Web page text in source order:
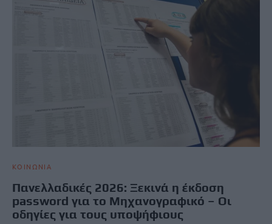
ΚΟΙΝΩΝΙΑ
Πανελλαδικές 2026: Ξεκινά η έκδοση
password για το Μηχανογραφικό – Οι
οδηγίες για τους υποψήφιους